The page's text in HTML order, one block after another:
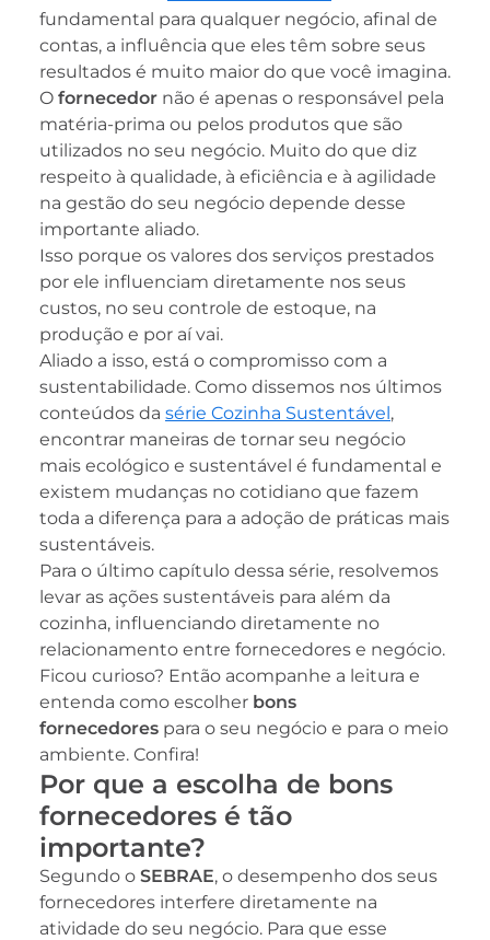
fundamental para qualquer negócio, afinal de
contas, a influência que eles têm sobre seus
resultados é muito maior do que você imagina.
O fornecedor não é apenas o responsável pela
matéria-prima ou pelos produtos que são
utilizados no seu negócio. Muito do que diz
respeito à qualidade, à eficiência e à agilidade
na gestão do seu negócio depende desse
importante aliado.
Isso porque os valores dos serviços prestados
por ele influenciam diretamente nos seus
custos, no seu controle de estoque, na
produção e por aí vai.
Aliado a isso, está o compromisso com a
sustentabilidade. Como dissemos nos últimos
conteúdos da série Cozinha Sustentável,
encontrar maneiras de tornar seu negócio
mais ecológico e sustentável é fundamental e
existem mudanças no cotidiano que fazem
toda a diferença para a adoção de práticas mais
sustentáveis.
Para o último capítulo dessa série, resolvemos
levar as ações sustentáveis para além da
cozinha, influenciando diretamente no
relacionamento entre fornecedores e negócio.
Ficou curioso? Então acompanhe a leitura e
entenda como escolher bons
fornecedores para o seu negócio e para o meio
ambiente. Confira!
Por que a escolha de bons
fornecedores é tão
importante?
Segundo o SEBRAE, o desempenho dos seus
fornecedores interfere diretamente na
atividade do seu negócio. Para que esse